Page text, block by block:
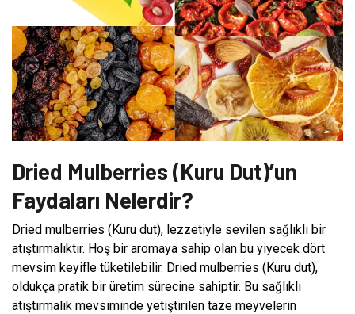
Dried Mulberries (Kuru Dut)’un
Faydaları Nelerdir?
Dried mulberries (Kuru dut), lezzetiyle sevilen sağlıklı bir
atıştırmalıktır. Hoş bir aromaya sahip olan bu yiyecek dört
mevsim keyifle tüketilebilir. Dried mulberries (Kuru dut),
oldukça pratik bir üretim sürecine sahiptir. Bu sağlıklı
atıştırmalık mevsiminde yetiştirilen taze meyvelerin